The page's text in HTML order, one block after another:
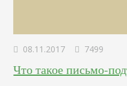
08.11.2017 7499
Что такое письмо-